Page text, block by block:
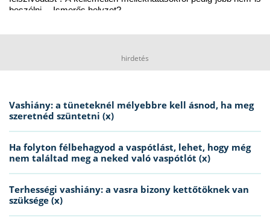
beszélni… Ismerős helyzet?
hirdetés
Vashiány: a tüneteknél mélyebbre kell ásnod, ha meg
szeretnéd szüntetni (x)
Ha folyton félbehagyod a vaspótlást, lehet, hogy még
nem találtad meg a neked való vaspótlót (x)
Terhességi vashiány: a vasra bizony kettőtöknek van
szüksége (x)